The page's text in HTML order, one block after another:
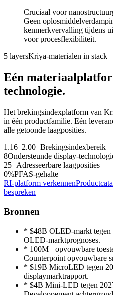
Cruciaal voor
Geen
kenmerkvervalling tijdens
voor procesflexibiliteit.
5 layersKriya-materialen in stack
Eén
technologie.
Het brekingsindexplatform van
in één productfamilie. Eén
alle getoonde laagposities.
1.16–2.00+Brekingsindexbereik
8Ondersteunde display-
25+Adresseerbare laagposities
0%PFAS-gehalte
RI-platform verkennen
bespreken
Bronnen
* $48B OLED-markt
OLED-marktprognoses.
* 100M+ opvouwbare
Counterpoint opvouwbare
* $19B MicroLED tegen
displaymarktrapport.
* $4B Mini-LED tegen